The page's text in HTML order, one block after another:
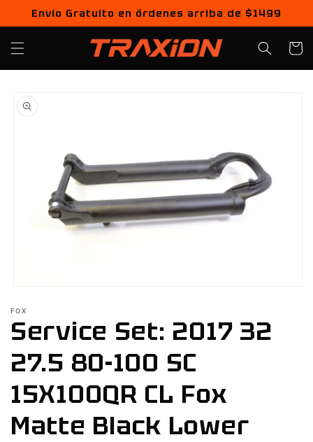
directamente
al contenido
Envío Gratuito en órdenes arriba de $1499
Carrito
a la
información
multimedia
1
en
ventana
modal
FOX
Service Set: 2017 32
27.5 80-100 SC
15X100QR CL Fox
Matte Black Lower